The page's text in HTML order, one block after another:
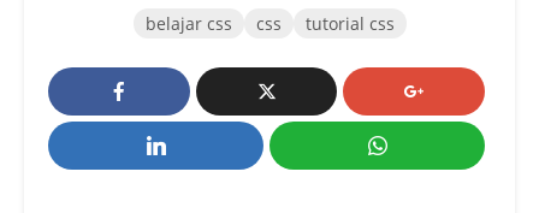
belajar css css tutorial css